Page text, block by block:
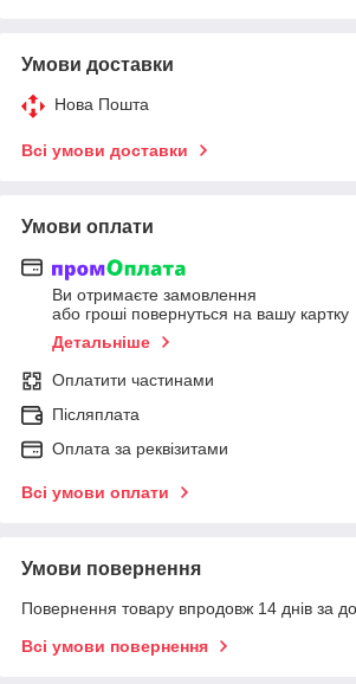
Умови доставки
Нова Пошта
Всі умови доставки
Умови оплати
Ви отримаєте замовлення
або гроші повернуться на вашу картку
Детальніше
Оплатити частинами
Післяплата
Оплата за реквізитами
Всі умови оплати
Умови повернення
Повернення товару впродовж 14 днів за
Всі умови повернення